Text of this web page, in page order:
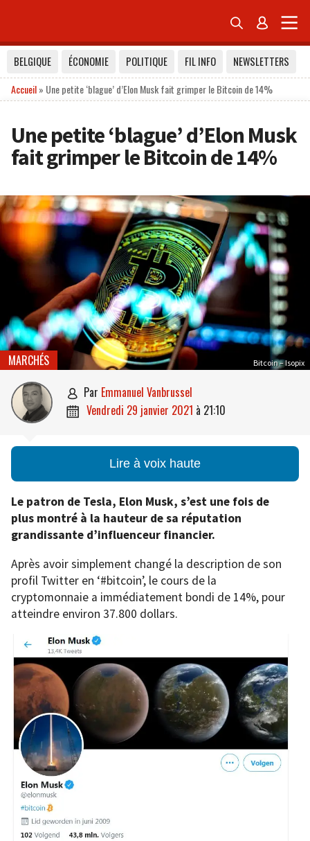
 
BELGIQUE ÉCONOMIE POLITIQUE FIL INFO
NEWSLETTERS
Accueil» Une petite ‘blague’ d’Elon Musk fait grimper le Bitcoin de 14%
Une petite ‘blague’ d’Elon Musk
fait grimper le Bitcoin de 14%
Bitcoin – Isopix
MARCHÉS
 par Emmanuel Vanbrussel
 vendredi 29 janvier 2021 à 21:10
Lire à voix haute
Le patron de Tesla, Elon Musk, s’est une fois de
plus montré à la hauteur de sa réputation
grandissante d’influenceur financier.
Après avoir simplement changé la description de son
profil Twitter en ‘#bitcoin’, le cours de la
cryptomonnaie a immédiatement bondi de 14%, pour
atteindre environ 37.800 dollars.